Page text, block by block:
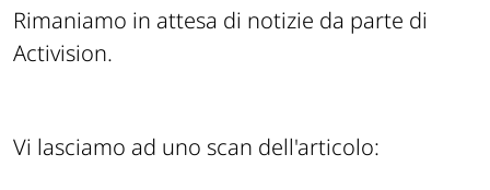
Rimaniamo in attesa di notizie da parte di
Activision.
Vi lasciamo ad uno scan dell'articolo: